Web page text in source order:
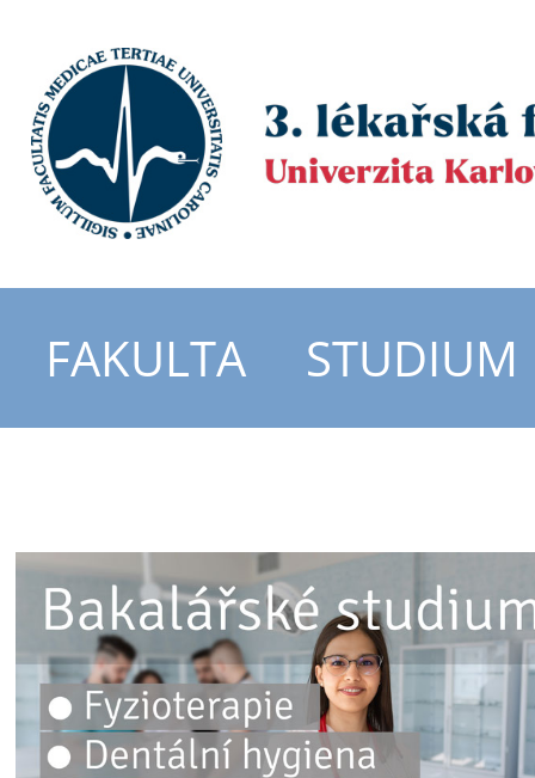
FAKULTA STUDIUM